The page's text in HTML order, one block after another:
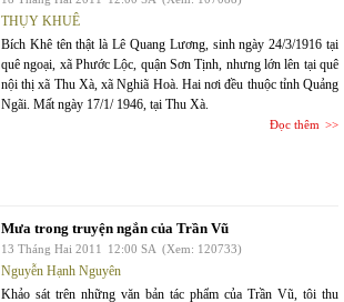
THỤY KHUÊ
Bích Khê tên thật là Lê Quang Lương, sinh ngày 24/3/1916 tại
quê ngoại, xã Phước Lộc, quận Sơn Tịnh, nhưng lớn lên tại quê
nội thị xã Thu Xà, xã Nghiã Hoà. Hai nơi đều thuộc tỉnh Quảng
Ngãi. Mất ngày 17/1/ 1946, tại Thu Xà.
Đọc thêm
Mưa trong truyện ngắn của Trần Vũ
13 Tháng Hai 2011 12:00 SA (Xem: 120733)
Nguyễn Hạnh Nguyên
Khảo sát trên những văn bản tác phẩm của Trần Vũ, tôi thu